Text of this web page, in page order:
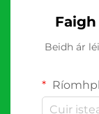
Beidh ár